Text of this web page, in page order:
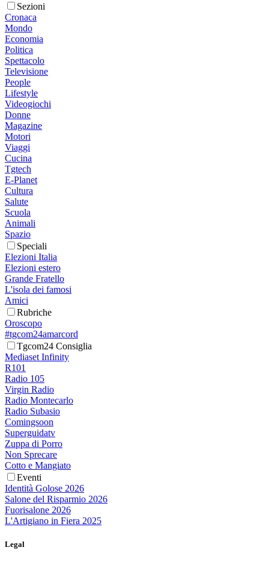
Sezioni
Cronaca
Mondo
Economia
Politica
Spettacolo
Televisione
People
Lifestyle
Videogiochi
Donne
Magazine
Motori
Viaggi
Cucina
Tgtech
E-Planet
Cultura
Salute
Scuola
Animali
Spazio
Speciali
Elezioni Italia
Elezioni estero
Grande Fratello
L'isola dei famosi
Amici
Rubriche
Oroscopo
#tgcom24amarcord
Tgcom24 Consiglia
Mediaset Infinity
R101
Radio 105
Virgin Radio
Radio Montecarlo
Radio Subasio
Comingsoon
Superguidatv
Zuppa di Porro
Non Sprecare
Cotto e Mangiato
Eventi
Identità Golose 2026
Salone del Risparmio 2026
Fuorisalone 2026
L'Artigiano in Fiera 2025
Legal